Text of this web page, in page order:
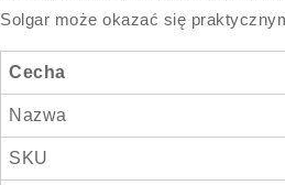
Solgar może okazać się
Cecha
Nazwa
SKU